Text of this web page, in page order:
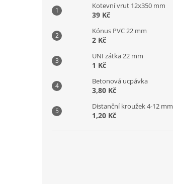
Kotevní vrut 12x350 mm
39 Kč
Kónus PVC 22 mm
2 Kč
UNI zátka 22 mm
1 Kč
Betonová ucpávka
3,80 Kč
Distanční kroužek 4-12 mm
1,20 Kč